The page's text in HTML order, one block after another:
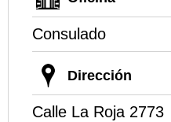
Consulado
Dirección
Calle La Roja 2773